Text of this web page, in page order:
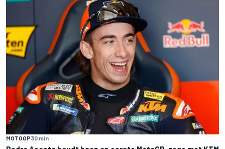
MOTOGP30 min